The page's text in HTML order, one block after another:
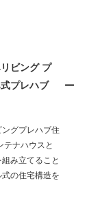
ビング プ
プレハブ
グプレハブ住
ナハウスと
み立てること
の住宅構造を